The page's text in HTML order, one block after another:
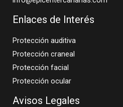
Enlaces de Interés
Protección auditiva
Protección craneal
Protección facial
Protección ocular
Avisos Legales